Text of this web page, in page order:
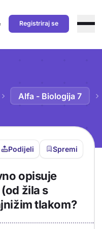
Registriraj se
Alfa - Biologija 7
Podijeli Spremi
opisuje
žila s
tlakom?